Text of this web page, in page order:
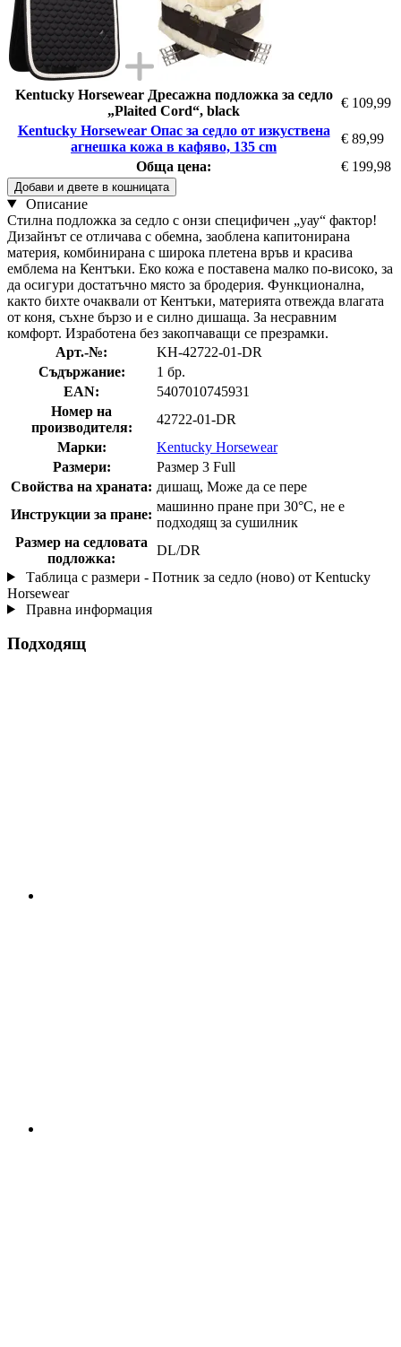
Kentucky Horsewear Дресажна подложка за седло
„Plaited Cord“, black
€ 109,99
Kentucky Horsewear Опас за седло от изкуствена
агнешка кожа в кафяво, 135 cm
€ 89,99
Обща цена:
€ 199,98
Добави и двете в кошницата
Описание
Стилна подложка за седло с онзи специфичен „уау“ фактор!
Дизайнът се отличава с обемна, заоблена капитонирана
материя, комбинирана с широка плетена връв и красива
емблема на Кентъки. Еко кожа е поставена малко по-високо, за
да осигури достатъчно място за бродерия. Функционална,
както бихте очаквали от Кентъки, материята отвежда влагата
от коня, съхне бързо и е силно дишаща. За несравним
комфорт. Изработена без закопчаващи се презрамки.
Арт.-№:
KH-42722-01-DR
Съдържание:
1 бр.
EAN:
5407010745931
Номер на
производителя:
42722-01-DR
Марки:
Kentucky Horsewear
Размери:
Размер 3 Full
Свойства на храната: дишащ, Може да се пере
Инструкции за пране:
машинно пране при 30°C, не е
подходящ за сушилник
Размер на седловата
подложка:
DL/DR
Таблица с размери - Потник за седло (ново) от Kentucky
Horsewear
Правна информация
Подходящ